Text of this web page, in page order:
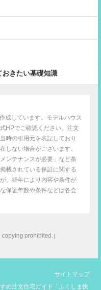
おきたい基礎知識
成しています。モデルハウス
HPでご確認ください。注文
時の引用元を表記しており
しない場合がございます。
ンテナンスが必要」など条
載されている保証に関する
、経年により内容や条件が
保証年数や条件などは各会
prohibited.）
サイトマップ
め注文住宅ガイド「ふくしま快